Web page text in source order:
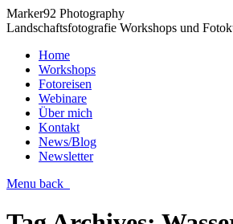
Marker92 Photography
Landschaftsfotografie Workshops und
Home
Workshops
Fotoreisen
Webinare
Über mich
Kontakt
News/Blog
Newsletter
Menu back